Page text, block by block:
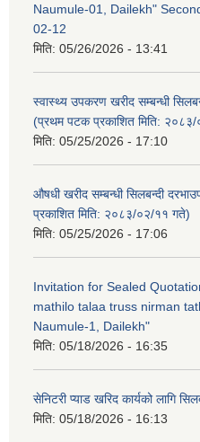
Naumule-01, Dailekh"
02-12
मिति: 05/26/2026 - 13:41
स्वास्थ्य उपकरण खरीद सम्बन्धी
(प्रथम पटक प्रकाशित मिति:
मिति: 05/25/2026 - 17:10
औषधी खरीद सम्बन्धी सिलबन्दी
प्रकाशित मिति: २०८३/०२/११ गते)
मिति: 05/25/2026 - 17:06
Invitation for Sealed
mathilo talaa truss nirman
Naumule-1, Dailekh"
मिति: 05/18/2026 - 16:35
सेनिटरी प्याड खरिद कार्यको लागि
मिति: 05/18/2026 - 16:13